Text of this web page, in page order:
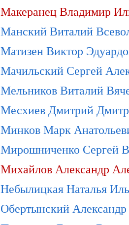
Макеранец Владимир
Манский Виталий
Матизен Виктор
Мачильский Сергей
Мельников Виталий
Месхиев Дмитрий
Минков Марк
Мирошниченко Сергей
Михайлов Александр
Небылицкая Наталья
Обертынский